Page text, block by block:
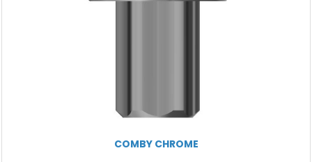
COMBY CHROME